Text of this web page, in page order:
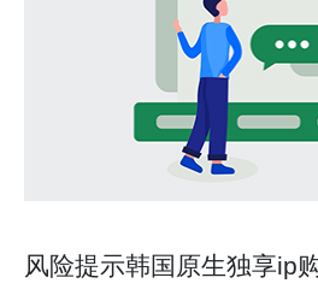
风险提示韩国原生独享ip